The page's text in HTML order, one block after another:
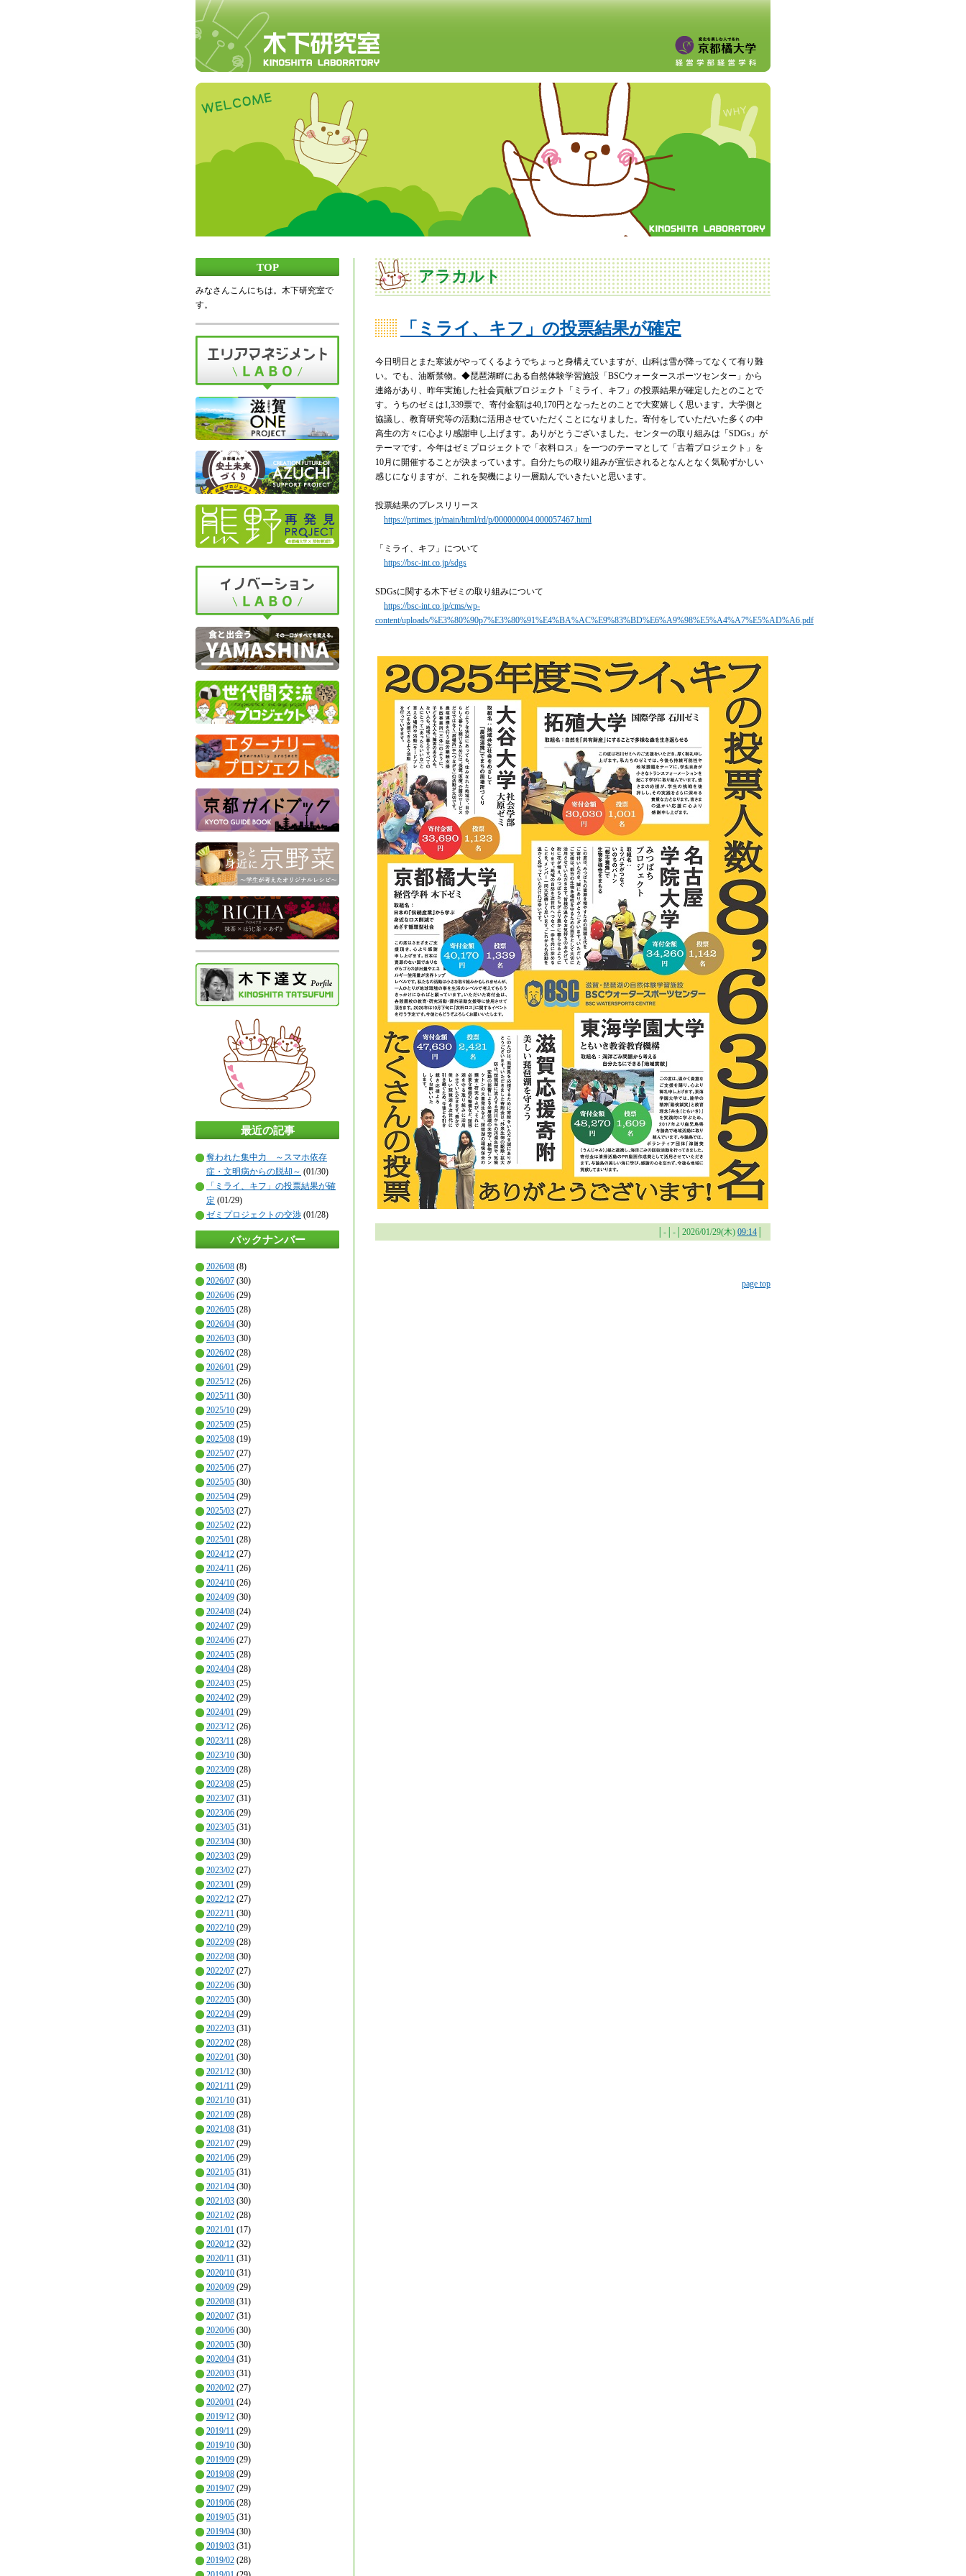
TOP
みなさんこんにちは。木下研究室で
す。
最近の記事
奪われた集中力 ～スマホ依存
症・文明病からの脱却～ (01/30)
「ミライ、キフ」の投票結果が確
定 (01/29)
ゼミプロジェクトの交渉 (01/28)
バックナンバー
2026/08 (8)
2026/07 (30)
2026/06 (29)
2026/05 (28)
2026/04 (30)
2026/03 (30)
2026/02 (28)
2026/01 (29)
2025/12 (26)
2025/11 (30)
2025/10 (29)
2025/09 (25)
2025/08 (19)
2025/07 (27)
2025/06 (27)
2025/05 (30)
2025/04 (29)
2025/03 (27)
2025/02 (22)
2025/01 (28)
2024/12 (27)
2024/11 (26)
2024/10 (26)
2024/09 (30)
2024/08 (24)
2024/07 (29)
2024/06 (27)
2024/05 (28)
2024/04 (28)
2024/03 (25)
2024/02 (29)
2024/01 (29)
2023/12 (26)
2023/11 (28)
2023/10 (30)
2023/09 (28)
2023/08 (25)
2023/07 (31)
2023/06 (29)
2023/05 (31)
2023/04 (30)
2023/03 (29)
2023/02 (27)
2023/01 (29)
2022/12 (27)
2022/11 (30)
2022/10 (29)
2022/09 (28)
2022/08 (30)
2022/07 (27)
2022/06 (30)
2022/05 (30)
2022/04 (29)
2022/03 (31)
2022/02 (28)
2022/01 (30)
2021/12 (30)
2021/11 (29)
2021/10 (31)
2021/09 (28)
2021/08 (31)
2021/07 (29)
2021/06 (29)
2021/05 (31)
2021/04 (30)
2021/03 (30)
2021/02 (28)
2021/01 (17)
2020/12 (32)
2020/11 (31)
2020/10 (31)
2020/09 (29)
2020/08 (31)
2020/07 (31)
2020/06 (30)
2020/05 (30)
2020/04 (31)
2020/03 (31)
2020/02 (27)
2020/01 (24)
2019/12 (30)
2019/11 (29)
2019/10 (30)
2019/09 (29)
2019/08 (29)
2019/07 (29)
2019/06 (28)
2019/05 (31)
2019/04 (30)
2019/03 (31)
2019/02 (28)
アラカルト
「ミライ、キフ」の投票結果が確定
今日明日とまた寒波がやってくるようでちょっと身構えていますが、山科は雪が降ってなくて有り難
い。でも、油断禁物。◆琵琶湖畔にある自然体験学習施設「BSCウォータースポーツセンター」から
連絡があり、昨年実施した社会貢献プロジェクト「ミライ、キフ」の投票結果が確定したとのことで
す。うちのゼミは1,339票で、寄付金額は40,170円となったとのことで大変嬉しく思います。大学側と
協議し、教育研究等の活動に活用させていただくことになりました。寄付をしていただいた多くの中
高生の方々に心より感謝申し上げます。ありがとうございました。センターの取り組みは「SDGs」が
テーマです。今年はゼミプロジェクトで「衣料ロス」を一つのテーマとして「古着プロジェクト」を
10月に開催することが決まっています。自分たちの取り組みが宣伝されるとなんとなく気恥ずかしい
感じになりますが、これを契機により一層励んでいきたいと思います。
投票結果のプレスリリース
https://prtimes.jp/main/html/rd/p/000000004.000057467.html
「ミライ、キフ」について
https://bsc-int.co.jp/sdgs
SDGsに関する木下ゼミの取り組みについて
https://bsc-int.co.jp/cms/wp-
content/uploads/%E3%80%90p7%E3%80%91%E4%BA%AC%E9%83%BD%E6%A9%98%E5%A4%A7%E5%AD%A6.pdf
│-│-│2026/01/29(木) 09:14
page top